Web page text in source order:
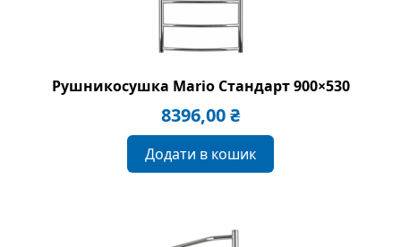
Рушникосушка Mario Стандарт 900×530
8396,00₴
Додати в кошик